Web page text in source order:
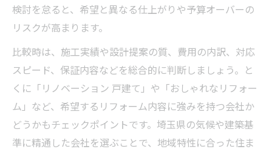
検討を怠ると、希望と異なる仕上がりや予算オーバーの
リスクが高まります。
比較時は、施工実績や設計提案の質、費用の内訳、対応
スピード、保証内容などを総合的に判断しましょう。と
くに「リノベーション 戸建て」や「おしゃれなリフォー
ム」など、希望するリフォーム内容に強みを持つ会社か
どうかもチェックポイントです。埼玉県の気候や建築基
準に精通した会社を選ぶことで、地域特性に合った住ま